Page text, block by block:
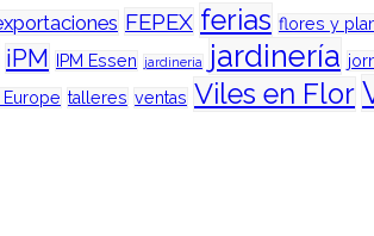
FEPEX ferias flores y
iPM IPM Essen jardineria jardinería
Europe talleres ventas Viles en Flor